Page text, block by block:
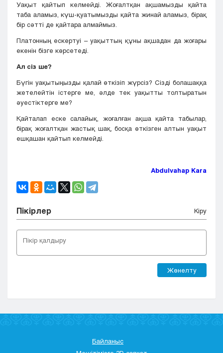
Уақыт қайтып келмейді. Жоғалтқан ақшамызды қайта
таба аламыз, күш-қуатымызды қайта жинай аламыз, бірақ
бір сәтті де қайтара алмаймыз.
Платонның ескертуі – уақыттың құны ақшадан да жоғары
екенін бізге көрсетеді.
Ал сіз ше?
Бүгін уақытыңызды қалай өткізіп жүрсіз? Сізді болашаққа
жетелейтін істерге ме, әлде тек уақытты толтыратын
әуестіктерге ме?
Қайталап еске салайық, жоғалған ақша қайта табылар,
бірақ жоғалтқан жастық шақ, босқа өткізген алтын уақыт
ешқашан қайтып келмейді.
Abdulvahap Kara
Пікірлер Кіру
Жөнелту
Байланыс